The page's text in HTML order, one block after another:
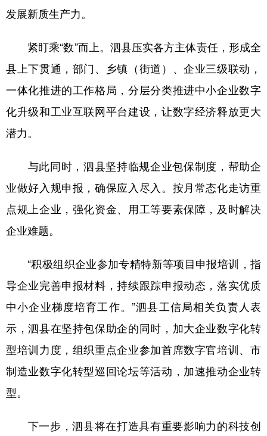
多语种频道
English Español Français عربى
Deutsch
发展新质生产力。
紧盯乘“数”而上。泗县压实各方主体责任，形成全
县上下贯通，部门、乡镇（街道）、企业三级联动，
一体化推进的工作格局，分层分类推进中小企业数字
化升级和工业互联网平台建设，让数字经济释放更大
潜力。
与此同时，泗县坚持临规企业包保制度，帮助企
业做好入规申报，确保应入尽入。按月常态化走访重
点规上企业，强化资金、用工等要素保障，及时解决
企业难题。
“积极组织企业参加专精特新等项目申报培训，指
导企业完善申报材料，持续跟踪申报动态，落实优质
中小企业梯度培育工作。”泗县工信局相关负责人表
示，泗县在坚持包保助企的同时，加大企业数字化转
型培训力度，组织重点企业参加首席数字官培训、市
制造业数字化转型巡回论坛等活动，加速推动企业转
型。
下一步，泗县将在打造具有重要影响力的科技创